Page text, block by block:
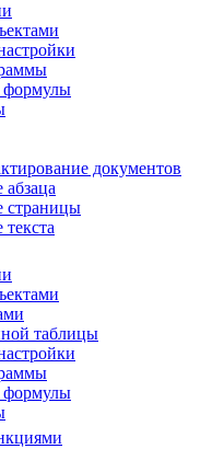
формулы
документов
страницы
таблицы
формулы